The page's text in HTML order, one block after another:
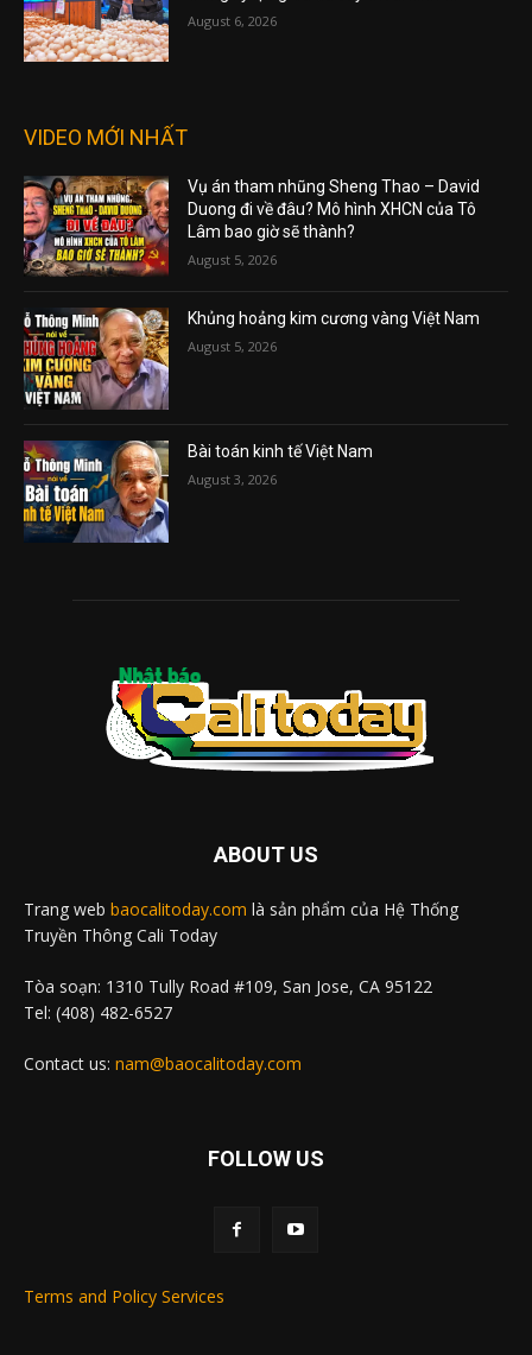
August 6, 2026
VIDEO MỚI NHẤT
Vụ án tham nhũng Sheng Thao – David
Duong đi về đâu? Mô hình XHCN của Tô
Lâm bao giờ sẽ thành?
August 5, 2026
Khủng hoảng kim cương vàng Việt Nam
August 5, 2026
Bài toán kinh tế Việt Nam
August 3, 2026
ABOUT US
Trang web baocalitoday.com là sản phẩm của Hệ Thống
Truyền Thông Cali Today
Tòa soạn: 1310 Tully Road #109, San Jose, CA 95122
Tel: (408) 482-6527
Contact us: nam@baocalitoday.com
FOLLOW US
Terms and Policy Services